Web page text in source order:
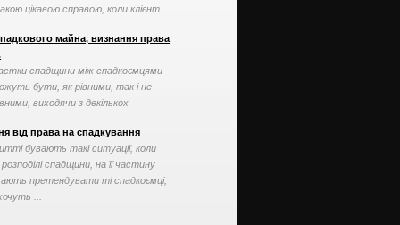
цікавою справою, коли клієнт
майна, визнання права
спадщини між спадкоємцями
бути, як рівними, так і не
виходячи з декількох
від права на спадкування
бувають такі ситуації, коли
спадщини, на її частину
претендувати ті спадкоємці,
...